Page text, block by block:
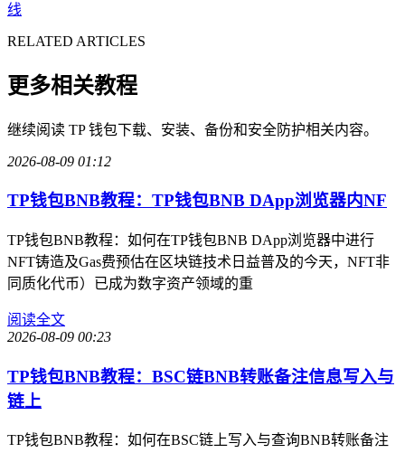
线
RELATED ARTICLES
更多相关教程
继续阅读 TP 钱包下载、安装、备份和安全防护相关内容。
2026-08-09 01:12
TP钱包BNB教程：TP钱包BNB DApp浏览器内NF
TP钱包BNB教程：如何在TP钱包BNB DApp浏览器中进行
NFT铸造及Gas费预估在区块链技术日益普及的今天，NFT非
同质化代币）已成为数字资产领域的重
阅读全文
2026-08-09 00:23
TP钱包BNB教程：BSC链BNB转账备注信息写入与
链上
TP钱包BNB教程：如何在BSC链上写入与查询BNB转账备注